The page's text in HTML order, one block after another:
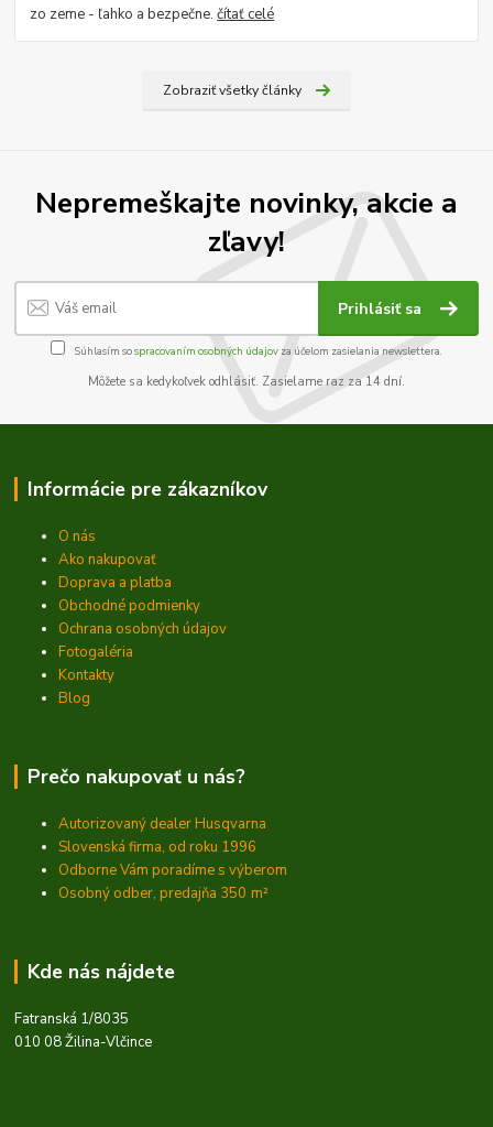
zo zeme - ľahko a bezpečne.čítať celé
Zobraziť všetky články
Nepremeškajte novinky, akcie a
zľavy!
Prihlásiť sa
Súhlasím sospracovaním osobných údajov za účelom zasielania newslettera.
Môžete sa kedykoľvek odhlásiť. Zasielame raz za 14 dní.
Informácie pre zákazníkov
O nás
Ako nakupovať
Doprava a platba
Obchodné podmienky
Ochrana osobných údajov
Fotogaléria
Kontakty
Blog
Prečo nakupovať u nás?
Autorizovaný dealer Husqvarna
Slovenská firma, od roku 1996
Odborne Vám poradíme s výberom
Osobný odber, predajňa 350 m²
Kde nás nájdete
Fatranská 1/8035
010 08 Žilina-Vlčince